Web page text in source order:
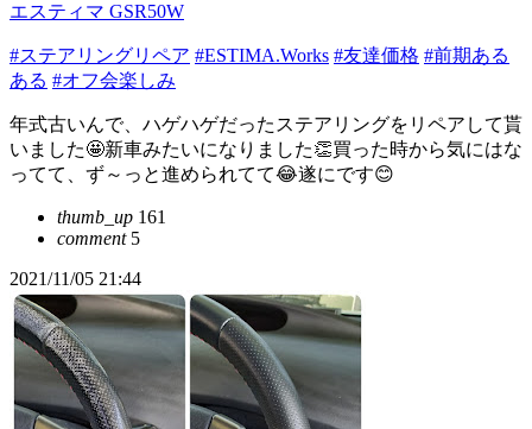
エスティマ GSR50W
#ステアリングリペア #ESTIMA.Works #友達価格 #前期ある
ある #オフ会楽しみ
年式古いんで、ハゲハゲだったステアリングをリペアして貰
いました🤩新車みたいになりました👏買った時から気にはな
ってて、ず～っと進められてて😂遂にです😊
thumb_up 161
comment5
2021/11/05 21:44